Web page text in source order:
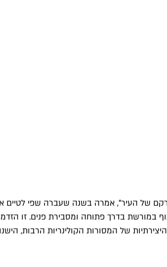
של העיר", אמרה בשנה שעברה שפי לטיים
בדרך פתוחה ומסבירת פנים. זו
של המסורות הקולינריות הרבות,